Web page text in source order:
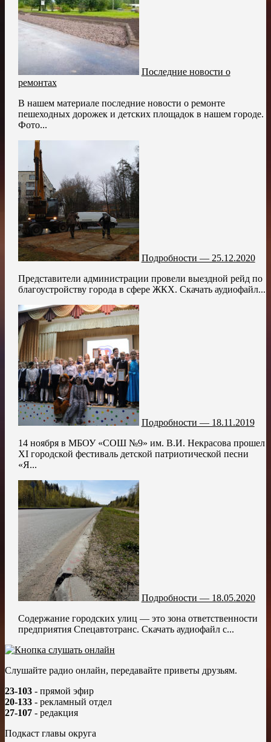
Последние новости о
ремонтах
В нашем материале последние новости о ремонте
пешеходных дорожек и детских площадок в нашем городе.
Фото...
Подробности — 25.12.2020
Представители администрации провели выездной рейд по
благоустройству города в сфере ЖКХ. Скачать аудиофайл...
Подробности — 18.11.2019
14 ноября в МБОУ «СОШ №9» им. В.И. Некрасова прошел
XI городской фестиваль детской патриотической песни
«Я...
Подробности — 18.05.2020
Содержание городских улиц — это зона ответственности
предприятия Спецавтотранс. Скачать аудиофайл с...
Слушайте радио онлайн, передавайте приветы друзьям.
23-103 - прямой эфир
20-133 - рекламный отдел
27-107 - редакция
Подкаст главы округа